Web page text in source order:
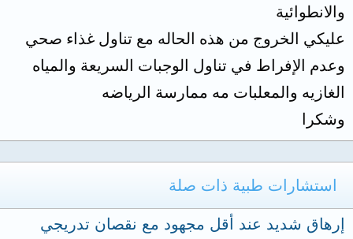
والانطوائية
عليكي الخروج من هذه الحاله مع تناول غذاء صحي
وعدم الإفراط في تناول الوجبات السريعة والمياه
الغازيه والمعلبات مه ممارسة الرياضه
وشكرا
استشارات طبية ذات صلة
إرهاق شديد عند أقل مجهود مع نقصان تدريجي